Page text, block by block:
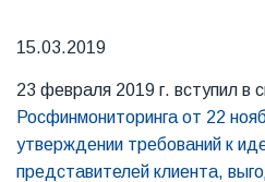
15.03.2019
23 февраля 2019 г. вступил в
Росфинмониторинга от 22
утверждении требований к
представителей клиента,